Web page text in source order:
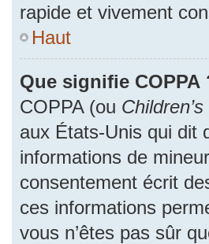
rapide et vivement
Haut
Que signifie COPPA
COPPA (ou
aux États-Unis qui dit
informations de
consentement écrit
ces informations
vous n’êtes pas sûr